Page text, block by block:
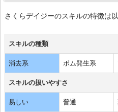
さくらデイジーのスキルの特徴は
スキルの種類
消去系 ボム発生系
スキルの扱いやすさ
易しい 普通